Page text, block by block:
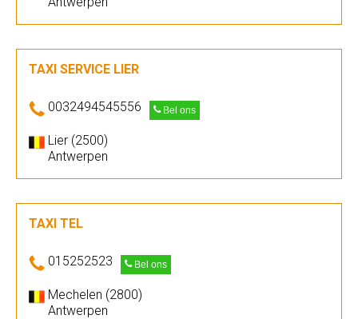
TAXI SERVICE LIER
0032494545556 Bel ons
Lier (2500)
Antwerpen
TAXI TEL
015252523 Bel ons
Mechelen (2800)
Antwerpen